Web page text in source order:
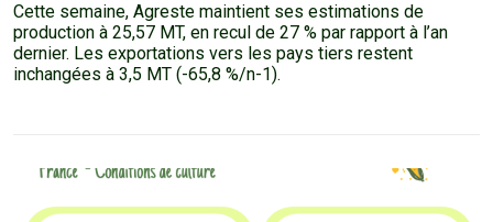
Cette semaine, Agreste maintient ses estimations de
production à 25,57 MT, en recul de 27 % par rapport à l’an
dernier. Les exportations vers les pays tiers restent
inchangées à 3,5 MT (-65,8 %/n-1).